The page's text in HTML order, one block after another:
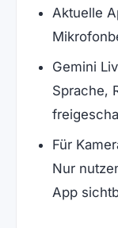
Aktuelle
Gemini
Sprache,
Für
Nur
App